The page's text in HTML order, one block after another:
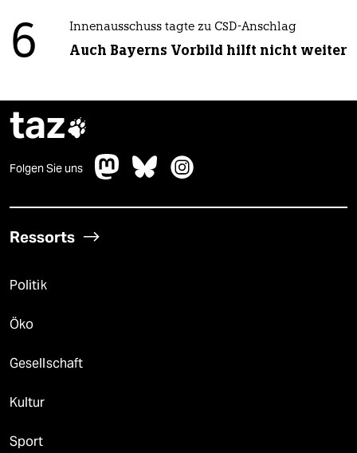
6 Innenausschuss tagte zu CSD-Anschlag
Auch Bayerns Vorbild hilft nicht weiter
taz
Folgen Sie uns
Ressorts
Politik
Öko
Gesellschaft
Kultur
Sport